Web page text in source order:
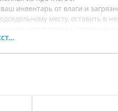
инвентарь от влаги и
месту, оставить в
размеры и стильный
более комфортными и
характеристики товара.